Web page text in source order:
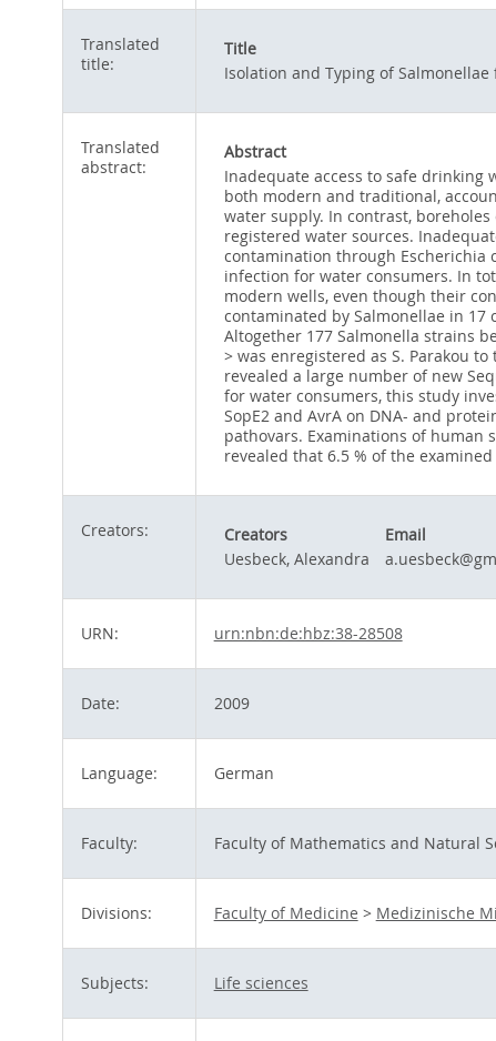
Translated
title:
Title
Isolation and Typing of
Translated
abstract:
Abstract
Inadequate access to safe drinking
both modern and traditional,
water supply. In contrast,
registered water sources.
contamination through Escherichia
infection for water consumers. In
modern wells, even though their
contaminated by Salmonellae in
Altogether 177 Salmonella strains
> was enregistered as S. Parakou
revealed a large number of new
for water consumers, this study
SopE2 and AvrA on DNA- and
pathovars. Examinations of human
revealed that 6.5 % of the
Creators: Creators Email
Uesbeck, Alexandra
URN: urn:nbn:de:hbz:38-28508
Date: 2009
Language: German
Faculty: Faculty of Mathematics and Natural
Divisions: Faculty of Medicine > Medizinische
Subjects: Life sciences